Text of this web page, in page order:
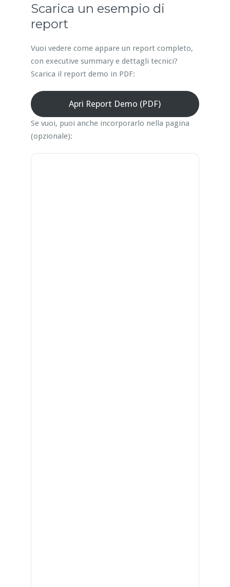
Scarica un esempio di
report
Vuoi vedere come appare un report completo,
con executive summary e dettagli tecnici?
Scarica il report demo in PDF:
Apri Report Demo (PDF)
Se vuoi, puoi anche incorporarlo nella pagina
(opzionale):